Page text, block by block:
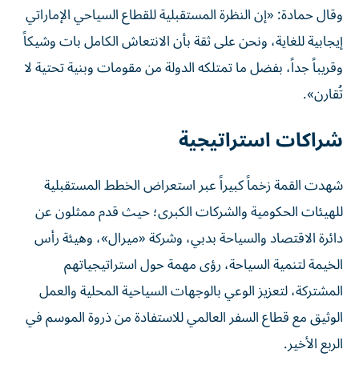
وقال حمادة: «إن النظرة المستقبلية للقطاع السياحي الإماراتي
إيجابية للغاية، ونحن على ثقة بأن الانتعاش الكامل بات وشيكاً
وقريباً جداً، بفضل ما تمتلكه الدولة من مقومات وبنية تحتية لا
تُقارن».
شراكات استراتيجية
شهدت القمة زخماً كبيراً عبر استعراض الخطط المستقبلية
للهيئات الحكومية والشركات الكبرى؛ حيث قدم ممثلون عن
دائرة الاقتصاد والسياحة بدبي، وشركة «ميرال»، وهيئة رأس
الخيمة لتنمية السياحة، رؤى مهمة حول استراتيجياتهم
المشتركة، لتعزيز الوعي بالوجهات السياحية المحلية والعمل
الوثيق مع قطاع السفر العالمي للاستفادة من ذروة الموسم في
الربع الأخير.